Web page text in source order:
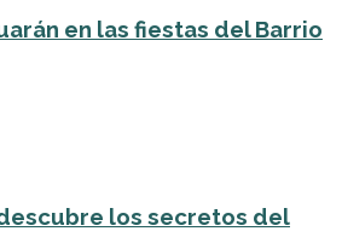
en las fiestas del Barrio
los secretos del